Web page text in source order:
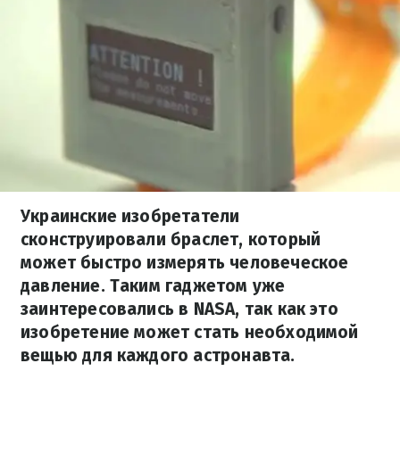
Украинские изобретатели
сконструировали браслет, который
может быстро измерять человеческое
давление. Таким гаджетом уже
заинтересовались в NASA, так как это
изобретение может стать необходимой
вещью для каждого астронавта.